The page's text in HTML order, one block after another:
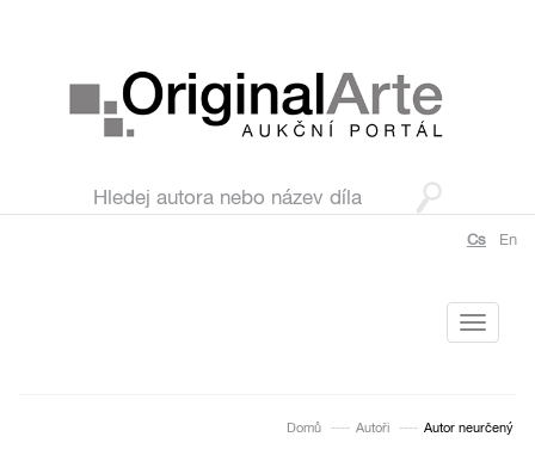
Cs En
Toggle
Domů Autoři Autor neurčený